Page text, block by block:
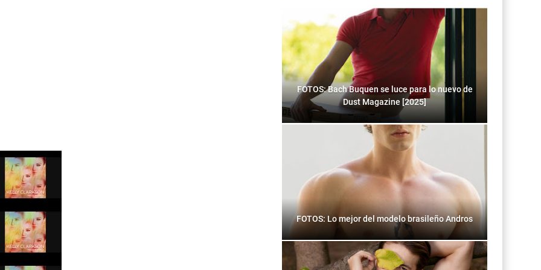
FOTOS: Bach Buquen se luce para lo nuevo de
Dust Magazine [2025]
FOTOS: Lo mejor del modelo brasileño Andros